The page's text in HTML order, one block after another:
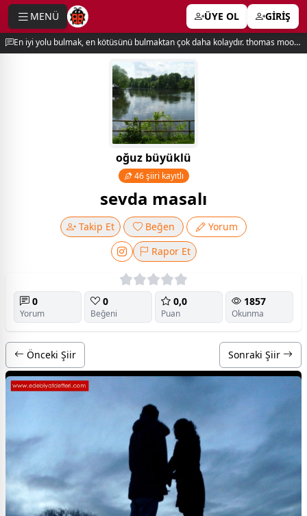
MENÜ ÜYE OL GİRİŞ
En iyi yolu bulmak, en kötüsünü bulmaktan çok daha kolaydır. thomas moore
oğuz büyüklü
46 şiiri kayıtlı
sevda masalı
Takip Et Beğen
Yorum
Rapor Et
0
Yorum
0
Beğeni
0,0
Puan
1857
Okunma
Önceki Şiir Sonraki Şiir
menu